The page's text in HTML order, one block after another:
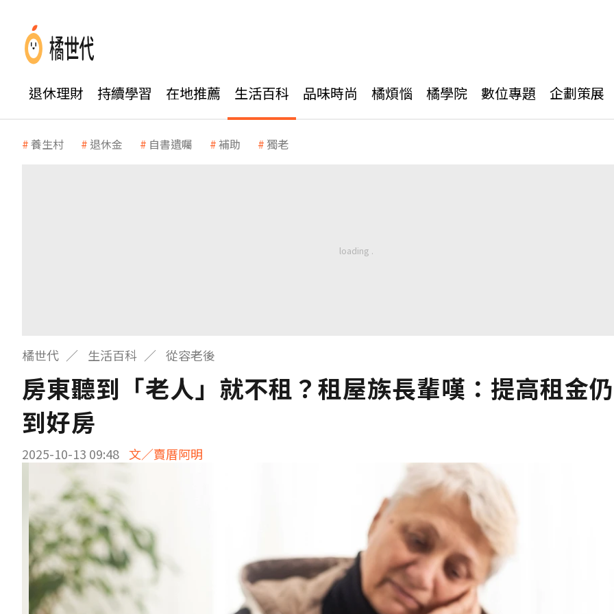
退休理財 持續學習 在地推薦 生活百科 品味時尚 橘煩惱 橘學院 數位專題 企劃策展
養生村 退休金 自書遺囑 補助 獨老
橘世代 生活百科 從容老後
房東聽到「老人」就不租？租屋族長輩嘆：提高租金
到好房
2025-10-13 09:48 文／賣厝阿明